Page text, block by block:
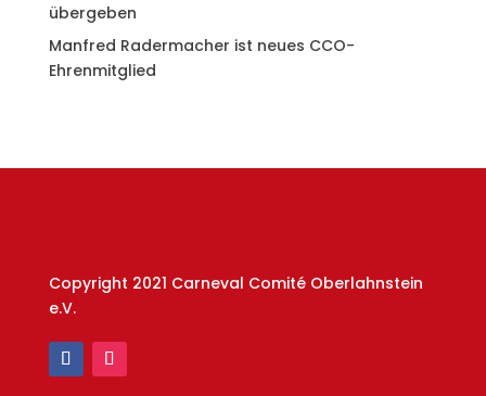
übergeben
Manfred Radermacher ist neues CCO-
Ehrenmitglied
Copyright 2021 Carneval Comité Oberlahnstein
e.V.